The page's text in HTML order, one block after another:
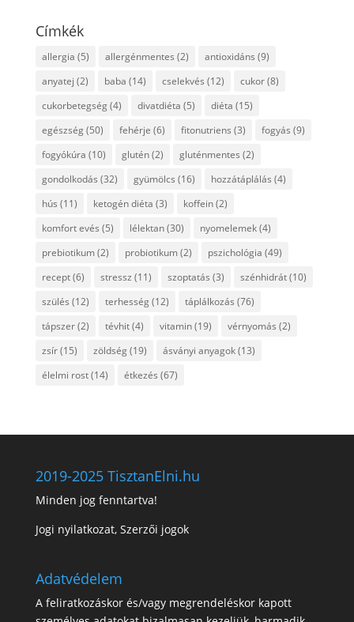
Címkék
allergia (5) allergénmentes (2) antioxidáns (9)
anyatej (2) baba (14) cselekvés (12) cukor(8)
cukorbetegség(4) divatdiéta (5) diéta (15)
egészség(50) fehérje (6) fitonutriens (3) fogyás (9)
fogyókúra (10) glutén(2) gluténmentes (2)
gondolkodás (32) gyümölcs (16) hozzátáplálás (4)
hús (11) ketogén diéta (3) koffein(2)
komfort evés (5) lélektan(30) nyomelemek(4)
prebiotikum(2) probiotikum(2) pszichológia (49)
recept(6) stressz (11) szoptatás (3) szénhidrát(10)
szülés (12) terhesség(12) táplálkozás (76)
tápszer(2) tévhit(4) vitamin(19) vérnyomás (2)
zsír(15) zöldség(19) ásványi anyagok(13)
élelmi rost(14) étkezés (67)
2019-2025 TisztanElni.hu
Minden jog fenntartva!
Jogi nyilatkozat, Szerzői jogok
Adatvédelem
A feliratkozáskor és/vagy megrendeléskor kapott